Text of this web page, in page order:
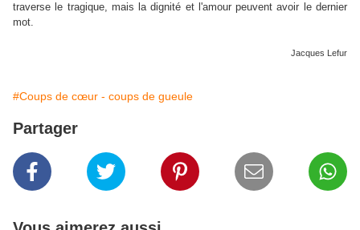
traverse le tragique, mais la dignité et l'amour peuvent avoir le dernier
mot.
Jacques Lefur
#Coups de cœur - coups de gueule
Partager